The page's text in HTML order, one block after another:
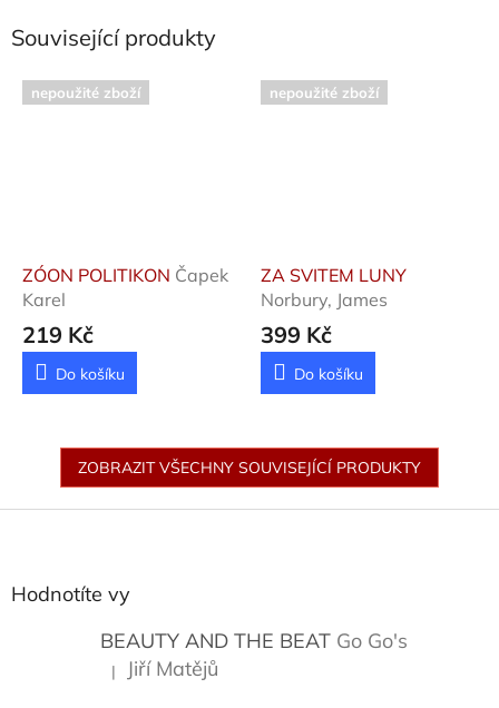
Související produkty
nepoužité zboží
ZÓON POLITIKON Čapek
Karel
219 Kč
Do košíku
nepoužité zboží
ZA SVITEM LUNY
Norbury, James
399 Kč
Do košíku
ZOBRAZIT VŠECHNY SOUVISEJÍCÍ PRODUKTY
Hodnotíte vy
BEAUTY AND THE BEAT Go Go's
Hodnocení produktu je 5 z 5 hvězdiček.
| Jiří Matějů